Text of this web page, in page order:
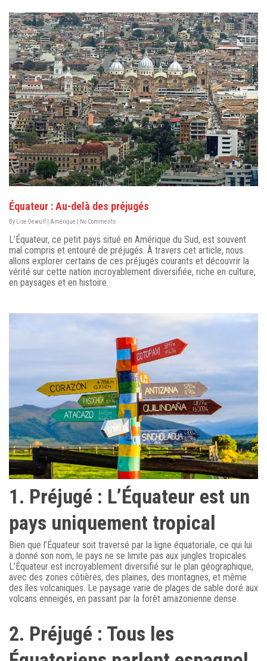
Équateur : Au-delà des préjugés
By Lise Dewulf Amérique No Comments
L’Équateur, ce petit pays situé en Amérique du Sud, est souvent
mal compris et entouré de préjugés. À travers cet article, nous
allons explorer certains de ces préjugés courants et découvrir la
vérité sur cette nation incroyablement diversifiée, riche en culture,
en paysages et en histoire.
1. Préjugé : L’Équateur est un
pays uniquement tropical
Bien que l’Équateur soit traversé par la ligne équatoriale, ce qui lui
a donné son nom, le pays ne se limite pas aux jungles tropicales.
L’Équateur est incroyablement diversifié sur le plan géographique,
avec des zones côtières, des plaines, des montagnes, et même
des îles volcaniques. Le paysage varie de plages de sable doré aux
volcans enneigés, en passant par la forêt amazonienne dense.
2. Préjugé : Tous les